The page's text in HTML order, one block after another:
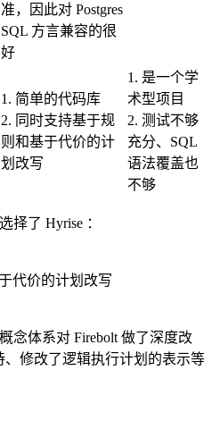
准，因此对 Postgres
SQL 方言兼容的很
好
1. 简单的代码库
2. 同时支持基于规
则和基于代价的计
划改写
1. 是一个学
术型项目
2. 测试不够
充分、SQL
语法覆盖也
不够
择了 Hyrise ：
代价的计划改写
念体系对 Firebolt 做了深度改
修改了逻辑执行计划的表示等